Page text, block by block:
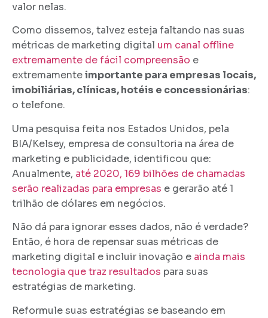
valor nelas.
Como dissemos, talvez esteja faltando nas suas
métricas de marketing digital um canal offline
extremamente de fácil compreensão e
extremamenteimportante para empresas locais,
imobiliárias, clínicas, hotéis e concessionárias:
o telefone.
Uma pesquisa feita nos Estados Unidos, pela
BIA/Kelsey, empresa de consultoria na área de
marketing e publicidade, identificou que:
Anualmente, até 2020, 169 bilhões de chamadas
serão realizadas para empresas e gerarão até 1
trilhão de dólares em negócios.
Não dá para ignorar esses dados, não é verdade?
Então, é hora de repensar suas métricas de
marketing digital e incluir inovação e ainda mais
tecnologia que traz resultados para suas
estratégias de marketing.
Reformule suas estratégias se baseando em